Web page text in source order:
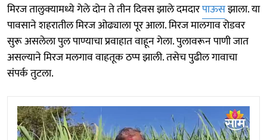
मिरज तालुक्यामध्ये गेले दोन ते तीन दिवस झाले दमदारपाऊसझाला. या
पावसाने शहरातील मिरज ओढ्याला पूर आला. मिरज मालगाव रोडवर
सुरू असलेला पुल पाण्याचा प्रवाहात वाहून गेला. पुलावरून पाणी जात
असल्याने मिरज मलगाव वाहतूक ठप्प झाली. तसेच पुढील गावाचा
संपर्क तुटला.